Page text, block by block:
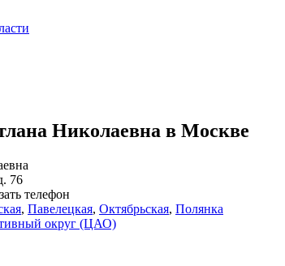
Николаевна в Москве
76
телефон
, Павелецкая, Октябрьская, Полянка
округ (ЦАО)